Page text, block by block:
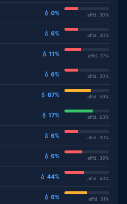
💧 0% affid. 30%
💧 6% affid. 30%
💧 11% affid. 37%
💧 6% affid. 30%
💧 67% affid. 59%
💧 17% affid. 63%
💧 6% affid. 30%
💧 6% affid. 39%
💧 44% affid. 43%
💧 6% affid. 51%